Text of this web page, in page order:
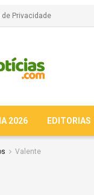
de Privacidade
2026 EDITORIAS
Valente